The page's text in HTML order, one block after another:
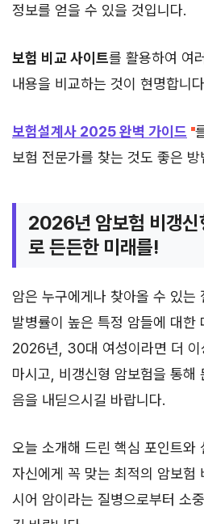
정보를 얻을 수 있을 것입니다.
보험 비교 사이트를 활용하여 여
내용을 비교하는 것이 현명합니
보험설계사 2025 완벽 가이드
보험 전문가를 찾는 것도 좋은 방
2026년 암보험 비갱신
로 든든한 미래를!
암은 누구에게나 찾아올 수 있는
발병률이 높은 특정 암들에 대한
2026년, 30대 여성이라면 더 이
마시고, 비갱신형 암보험을 통해
음을 내딛으시길 바랍니다.
오늘 소개해 드린 핵심 포인트와
자신에게 꼭 맞는 최적의 암보험
시어 암이라는 질병으로부터 소